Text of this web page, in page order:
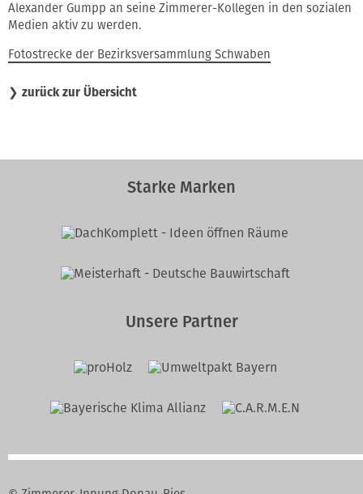
Alexander Gumpp an seine Zimmerer-Kollegen in den sozialen
Medien aktiv zu werden.
Fotostrecke der Bezirksversammlung Schwaben
❯ zurück zur Übersicht
Starke Marken
Unsere Partner